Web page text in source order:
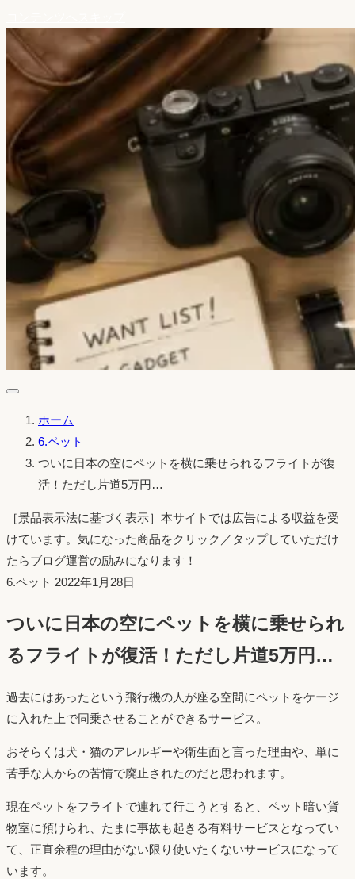
ホーム
6.ペット
ついに日本の空にペットを横に乗せられるフライトが復
活！ただし片道5万円…
［景品表示法に基づく表示］本サイトでは広告による収益を受
けています。気になった商品をクリック／タップしていただけ
たらブログ運営の励みになります！
6.ペット 投
日：
2022年1月28日
ついに日本の空にペットを横に乗せられ
るフライトが復活！ただし片道5万円…
過去にはあったという飛行機の人が座る空間にペットをケージ
に入れた上で同乗させることができるサービス。
おそらくは犬・猫のアレルギーや衛生面と言った理由や、単に
苦手な人からの苦情で廃止されたのだと思われます。
現在ペットをフライトで連れて行こうとすると、ペット暗い貨
物室に預けられ、たまに事故も起きる有料サービスとなってい
て、正直余程の理由がない限り使いたくないサービスになって
います。